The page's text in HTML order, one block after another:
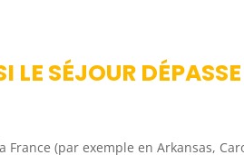
LE SÉJOUR
France (par exemple en Arkansas,